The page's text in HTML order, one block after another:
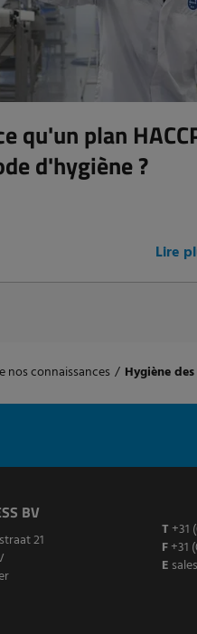
qu'un plan
d'hygiène ?
Lire
nos connaissances / Hygiène
BV
21
T +31
F+31
E